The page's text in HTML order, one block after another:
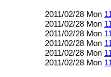
2011/02/28 Mon
2011/02/28 Mon
2011/02/28 Mon
2011/02/28 Mon
2011/02/28 Mon
2011/02/28 Mon